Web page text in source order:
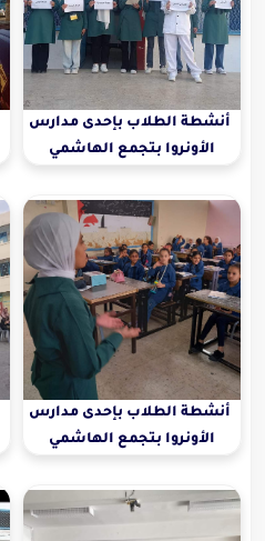
أنشطة الطلاب بإحدى مدارس
الأونروا بتجمع الهاشمي
أنشطة الطلاب بإحدى مدارس
الأونروا بتجمع الهاشمي